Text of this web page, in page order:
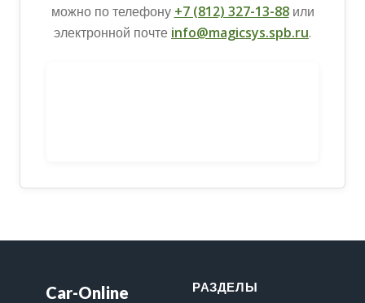
можно по телефону +7 (812) 327-13-88или
электронной почте info@magicsys.spb.ru.
Car-Online РАЗДЕЛЫ